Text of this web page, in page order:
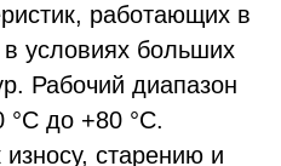
работающих в
условиях больших
Рабочий диапазон
°С до +80 °С.
старению и